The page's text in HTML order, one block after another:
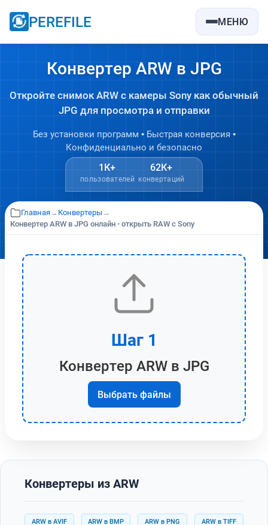
PEREFILE МЕНЮ
Конвертер ARW в JPG
Откройте снимок ARW с камеры Sony как обычный
JPG для просмотра и отправки
Без установки программ • Быстрая конверсия •
Конфиденциально и безопасно
1К+
пользователей
62К+
конвертаций
Главная→ Конвертеры→
Конвертер ARW в JPG онлайн - открыть RAW с Sony
Шаг 1
Конвертер ARW в JPG
Выбрать файлы
Конвертеры из ARW
ARW в AVIF ARW в BMP ARW в PNG ARW в TIFF